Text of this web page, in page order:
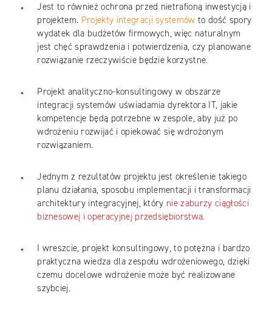
Jest to również ochrona przed nietrafioną inwestycją i
projektem. Projekty integracji systemów to dość spory
wydatek dla budżetów firmowych, więc naturalnym
jest chęć sprawdzenia i potwierdzenia, czy planowane
rozwiązanie rzeczywiście będzie korzystne.
Projekt analityczno-konsultingowy w obszarze
integracji systemów uświadamia dyrektora IT, jakie
kompetencje będą potrzebne w zespole, aby już po
wdrożeniu rozwijać i opiekować się wdrożonym
rozwiązaniem.
Jednym z rezultatów projektu jest określenie takiego
planu działania, sposobu implementacji i transformacji
architektury integracyjnej, który nie zaburzy ciągłości
biznesowej i operacyjnej przedsiębiorstwa.
I wreszcie, projekt konsultingowy, to potężna i bardzo
praktyczna wiedza dla zespołu wdrożeniowego, dzięki
czemu docelowe wdrożenie może być realizowane
szybciej.